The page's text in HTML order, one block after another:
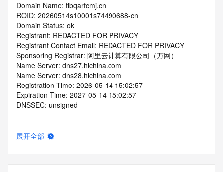
Domain Name: tlbqarfcmj.cn
ROID: 20260514s10001s74490688-cn
Domain Status: ok
Registrant: REDACTED FOR PRIVACY
Registrant Contact Email: REDACTED FOR PRIVACY
Sponsoring Registrar: 阿里云计算有限公司（万网）
Name Server: dns27.hichina.com
Name Server: dns28.hichina.com
Registration Time: 2026-05-14 15:02:57
Expiration Time: 2027-05-14 15:02:57
DNSSEC: unsigned
展开全部